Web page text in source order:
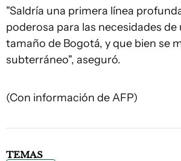
"Saldría una primera línea
poderosa para las necesidades de
tamaño de Bogotá, y que bien se
subterráneo", aseguró.
(Con información de AFP)
TEMAS